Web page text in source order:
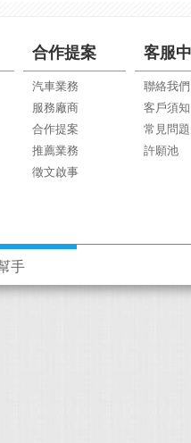
合作提案
汽車業務
服務廠商
合作提案
推薦業務
徵文啟事
客服
聯絡我們
客戶須知
常見問題
許願池
手